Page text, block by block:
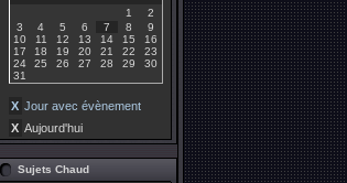
1
2
3
4 5 6 7 8
9
10
11 12 13 14 15
16
17
18 19 20 21 22
23
24
25 26 27 28 29
30
31
X Jour avec évènement
X Aujourd'hui
Sujets Chaud